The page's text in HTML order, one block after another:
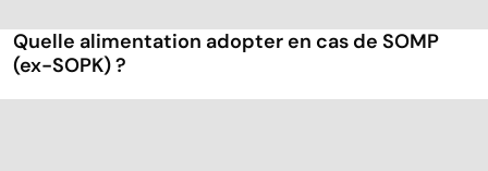
Quelle alimentation adopter en cas de SOMP
(ex-SOPK) ?